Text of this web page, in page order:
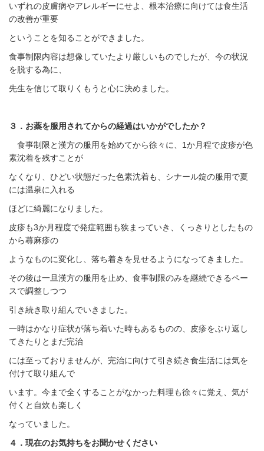
いずれの皮膚病やアレルギーにせよ、根本治療に向けては食生活
の改善が重要
ということを知ることができました。
食事制限内容は想像していたより厳しいものでしたが、今の状況
を脱する為に、
先生を信じて取りくもうと心に決めました。
３．お薬を服用されてからの経過はいかがでしたか？
食事制限と漢方の服用を始めてから徐々に、1か月程で皮疹が色
素沈着を残すことが
なくなり、ひどい状態だった色素沈着も、シナール錠の服用で夏
には温泉に入れる
ほどに綺麗になりました。
皮疹も3か月程度で発症範囲も狭まっていき、くっきりとしたもの
から蕁麻疹の
ようなものに変化し、落ち着きを見せるようになってきました。
その後は一旦漢方の服用を止め、食事制限のみを継続できるペー
スで調整しつつ
引き続き取り組んでいきました。
一時はかなり症状が落ち着いた時もあるものの、皮疹をぶり返し
てきたりとまだ完治
には至っておりませんが、完治に向けて引き続き食生活には気を
付けて取り組んで
います。今まで全くすることがなかった料理も徐々に覚え、気が
付くと自炊も楽しく
なっていました。
４．現在のお気持ちをお聞かせください